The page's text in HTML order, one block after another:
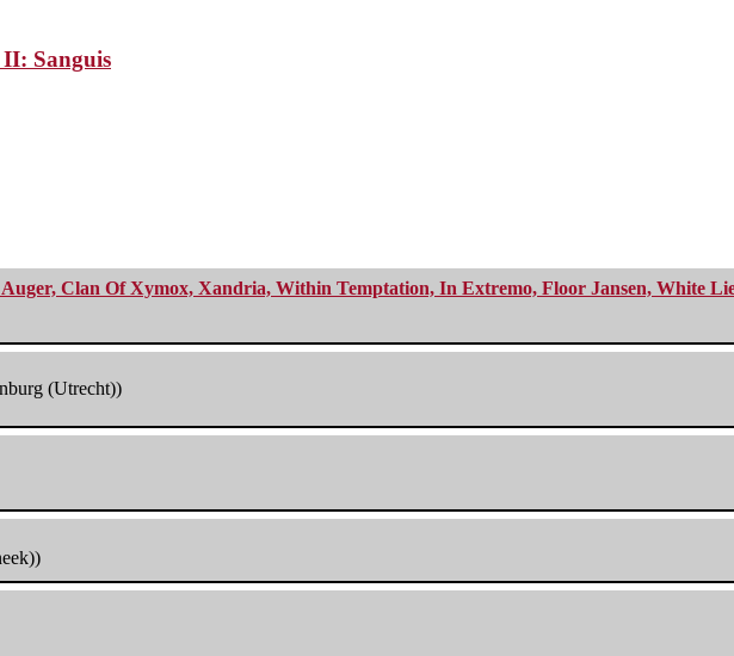
Sanguis
Clan Of Xymox, Xandria, Within Temptation, In Extremo, Floor Jansen, White
(Utrecht))